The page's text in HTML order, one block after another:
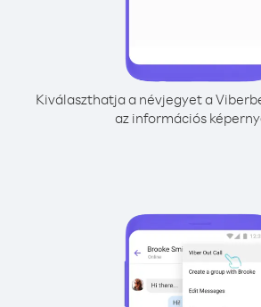
Kiválaszthatja a névjegyet a
az információs